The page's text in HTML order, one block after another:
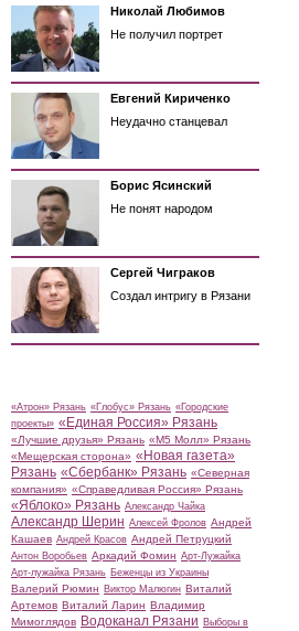
Николай Любимов
Не получил портрет
Евгений Кириченко
Неудачно станцевал
Борис Ясинский
Не понят народом
Сергей Чиграков
Создал интригу в Рязани
«Атрон» Рязань «Глобус» Рязань «Городские
проекты» «Единая Россия» Рязань
«Лучшие друзья» Рязань «М5 Молл» Рязань
«Мещерская сторона» «Новая газета»
Рязань «Сбербанк» Рязань «Северная
компания» «Справедливая Россия» Рязань
«Яблоко» Рязань Александр Чайка
Александр Шерин Алексей Фролов Андрей
Кашаев Андрей Красов Андрей Петруцкий
Антон Воробьев Аркадий Фомин Арт-Лужайка
Арт-лужайка Рязань Беженцы из Украины
Валерий Рюмин Виктор Малюгин Виталий
Артемов Виталий Ларин Владимир
Мимоглядов Водоканал Рязани Выборы в